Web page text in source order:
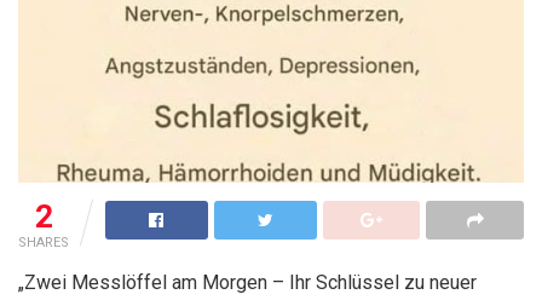
2
SHARES
„Zwei Messlöffel am Morgen – Ihr Schlüssel zu neuer